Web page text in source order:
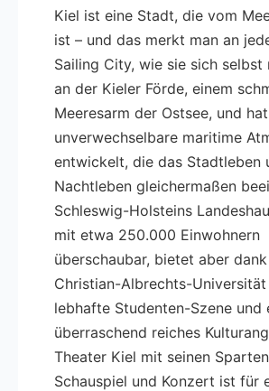
Kiel ist eine Stadt, die vom
ist – und das merkt man an
Sailing City, wie sie sich selbst
an der Kieler Förde, einem
Meeresarm der Ostsee, und
unverwechselbare maritime
entwickelt, die das Stadtleben
Nachtleben gleichermaßen
Schleswig-Holsteins
mit etwa 250.000 Einwohnern
überschaubar, bietet aber
Christian-Albrechts-Universität
lebhafte Studenten-Szene und
überraschend reiches
Theater Kiel mit seinen
Schauspiel und Konzert ist für